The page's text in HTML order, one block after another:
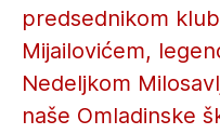
predsednikom
Mijailovićem,
Nedeljkom
naše Omladinske